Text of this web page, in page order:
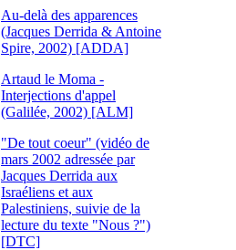
Au-delà des apparences
(Jacques Derrida & Antoine
Spire, 2002) [ADDA]
Artaud le Moma -
Interjections d'appel
(Galilée, 2002) [ALM]
"De tout coeur" (vidéo de
mars 2002 adressée par
Jacques Derrida aux
Israéliens et aux
Palestiniens, suivie de la
lecture du texte "Nous ?")
[DTC]